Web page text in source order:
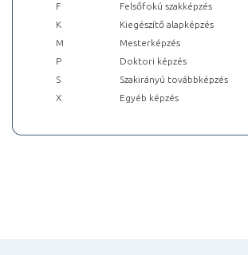
F
Felsőfokú szakképzés
K
Kiegészítő alapképzés
M
Mesterképzés
P
Doktori képzés
S
Szakirányú továbbképzés
X
Egyéb képzés